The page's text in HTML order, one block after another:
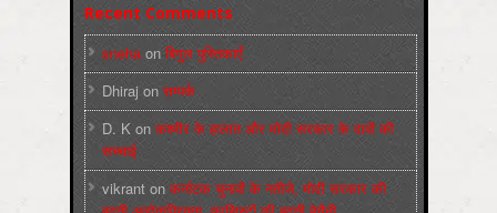
Recent Comments
sneha on बिगुल पुस्तिकाएँ
Dhiraj on सम्पर्क
D. K on कश्मीर के हालात और मोदी सरकार के दावों की
सच्चाई
vikrant onकर्नाटक चुनावों के नतीजे, मोदी सरकार की